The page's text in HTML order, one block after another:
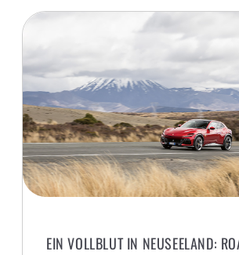
EIN VOLLBLUT IN NEUSEELAND: